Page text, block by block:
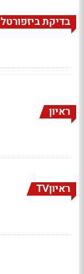
בדיקת ביזפורטל
ראיון
ראיוןTV